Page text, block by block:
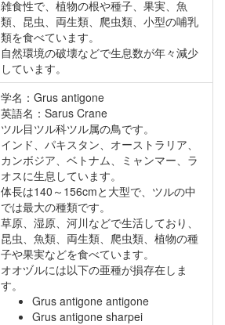
雑食性で、植物の根や種子、果実、魚
類、昆虫、両生類、爬虫類、小型の哺乳
類を食べています。
自然環境の破壊などで生息数が年々減少
しています。
学名：Grus antigone
英語名：Sarus Crane
ツル目ツル科ツル属の鳥です。
インド、パキスタン、オーストラリア、
カンボジア、ベトナム、ミャンマー、ラ
オスに生息しています。
体長は140～156cmと大型で、ツルの中
では最大の種類です。
草原、湿原、河川などで生活しており、
昆虫、魚類、両生類、爬虫類、植物の種
子や果実などを食べています。
オオヅルには以下の亜種が損存在しま
す。
Grus antigone antigone
Grus antigone sharpei